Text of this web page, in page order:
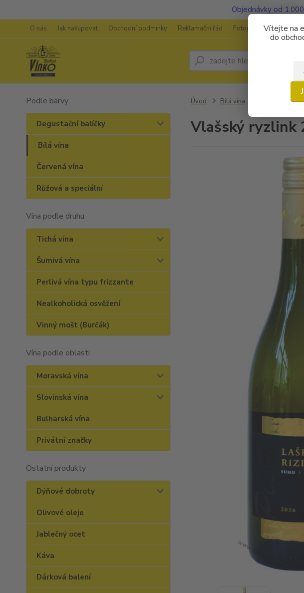
Objednávky od
Vítejte na
do
O nás Jak nakupovat Obchodní podmínky Reklamační řád Fotogalerie Kontakty
Podle barvy
Degustační balíčky
Bílá vína
Červená vína
Růžová a speciální
Vína podle druhu
Tichá vína
Šumivá vína
Perlivá vína typu frizzante
Nealkoholická osvěžení
Vinný mošt (Burčák)
Vína podle oblasti
Moravská vína
Slovinská vína
Bulharská vína
Privátní značky
Ostatní produkty
Dýňové dobroty
Olivové oleje
Jablečný ocet
Káva
Dárková balení
Úvod Bílá vína Vlašský
Vlašský ryzlink